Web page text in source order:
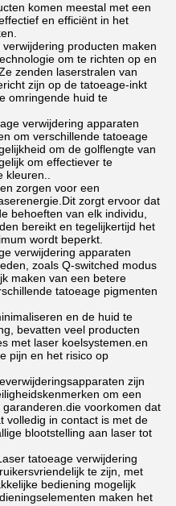
komen meestal met een
en efficiënt in het
producten maken
om te richten op en
zenden laserstralen van
zijn op de tatoeage-inkt
omringende huid te
verwijdering apparaten
om verschillende tatoeage
om de golflengte van
om effectiever te
zorgen voor een
zorgt ervoor dat
behoeften van elk individu,
bereikt en tegelijkertijd het
wordt beperkt.
verwijdering apparaten
zoals Q-switched modus
maken van een betere
tatoeage pigmenten
en de huid te
bevatten veel producten
met laser koelsystemen.en
pijn en het risico op
zijn
om een
voorkomen dat
volledig in contact is met de
blootstelling aan laser tot
tatoeage verwijdering
te zijn, met
bediening mogelijk
maken het